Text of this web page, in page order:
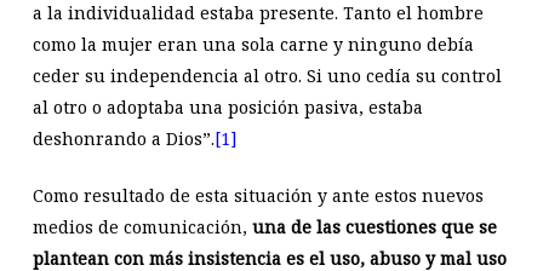
a la individualidad estaba presente. Tanto el hombre
como la mujer eran una sola carne y ninguno debía
ceder su independencia al otro. Si uno cedía su control
al otro o adoptaba una posición pasiva, estaba
deshonrando a Dios”.[1]
Como resultado de esta situación y ante estos nuevos
medios de comunicación, una de las cuestiones que se
plantean con más insistencia es el uso, abuso y mal uso